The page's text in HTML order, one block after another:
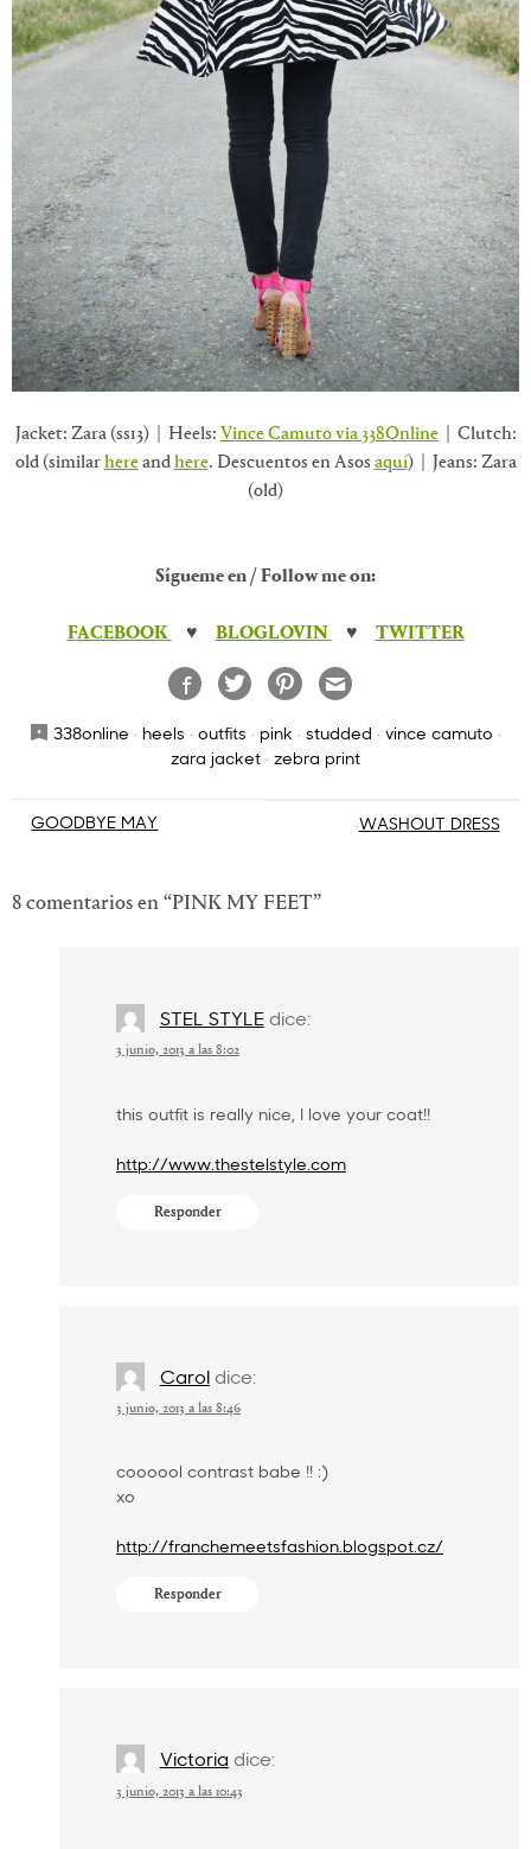
Jacket: Zara (ss13) | Heels: Vince Camuto via 338Online| Clutch:
old (similarhereandhere. Descuentos en Asos aquí) | Jeans: Zara
(old)
Sígueme en / Follow me on:
FACEBOOK ♥ BLOGLOVIN ♥ TWITTER
338online · heels · outfits · pink · studded · vince camuto ·
zara jacket · zebra print
Navegación
entradas
GOODBYE MAY WASHOUT DRESS
8 comentarios en “PINK MY FEET”
STEL STYLE dice:
3 junio, 2013 a las 8:02
this outfit is really nice, I love your coat!!
http://www.thestelstyle.com
Responder
Carol dice:
3 junio, 2013 a las 8:46
coooool contrast babe !! :)
xo
http://franchemeetsfashion.blogspot.cz/
Responder
Victoria dice:
3 junio, 2013 a las 10:43